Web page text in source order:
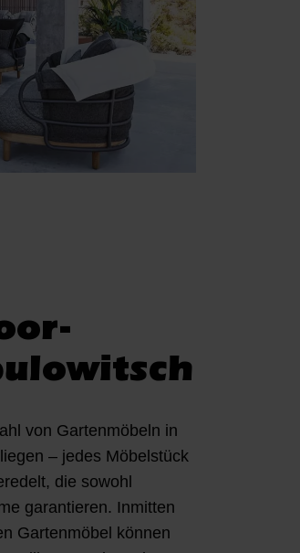
von Gartenmöbeln in
– jedes Möbelstück
die sowohl
garantieren. Inmitten
Gartenmöbel können